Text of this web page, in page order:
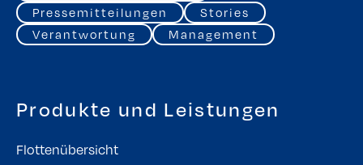
Pressemitteilungen
Stories
Verantwortung
Management
Produkte und Leistungen
Flottenübersicht